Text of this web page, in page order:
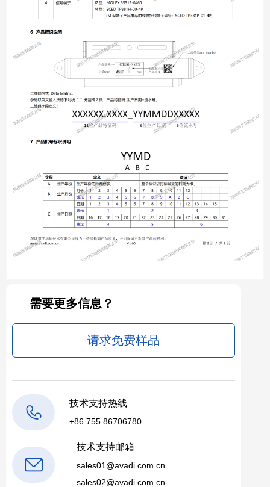
需要更多信息？
请求免费样品
技术支持热线
+86 755 86706780
技术支持邮箱
sales01@avadi.com.cn
sales02@avadi.com.cn